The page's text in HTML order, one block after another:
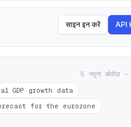
साइन इन करें API
5 नमूना क्वेरीज़
GDP growth data
for the eurozone